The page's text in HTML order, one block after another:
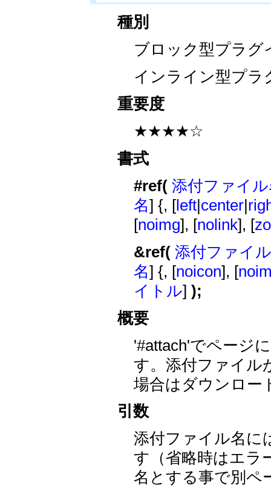
種別
ブロック型プラグ
インライン型プラ
重要度
★★★★☆
書式
#ref( 添付ファイ
名] {, [left|center|
[noimg], [nolink], [
&ref( 添付ファイ
名] {, [noicon], [
イトル]);
概要
'#attach'でページ
す。添付ファイル
場合はダウンロー
引数
添付ファイル名に
す（省略時はエラ
名とする事で別ペ